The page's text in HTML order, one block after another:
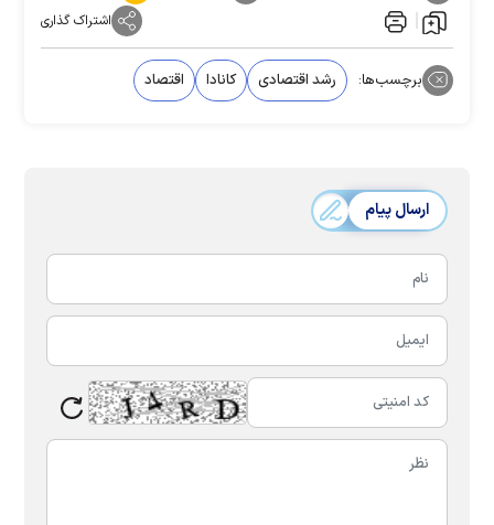
اشتراک گذاری
برچسب‌ها: رشد اقتصادی کانادا اقتصاد
ارسال پیام